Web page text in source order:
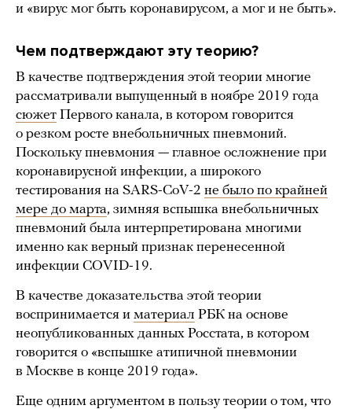
и «вирус мог быть коронавирусом, а мог и не быть».
Чем подтверждают эту теорию?
В качестве подтверждения этой теории многие
рассматривали выпущенный в ноябре 2019 года
сюжет Первого канала, в котором говорится
о резком росте внебольничных пневмоний.
Поскольку пневмония — главное осложнение при
коронавирусной инфекции, а широкого
тестирования на SARS-CoV-2 не было по крайней
мере до марта, зимняя вспышка внебольничных
пневмоний была интерпретирована многими
именно как верный признак перенесенной
инфекции COVID-19.
В качестве доказательства этой теории
воспринимается и материал РБК на основе
неопубликованных данных Росстата, в котором
говорится о «вспышке атипичной пневмонии
в Москве в конце 2019 года».
Еще одним аргументом в пользу теории о том, что